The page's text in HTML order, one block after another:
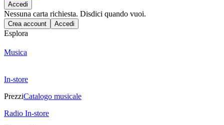
Accedi
Nessuna carta richiesta. Disdici quando vuoi.
Crea account Accedi
Esplora
Musica
In-store
PrezziCatalogo musicale
Radio In-store